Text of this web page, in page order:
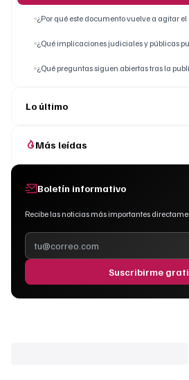
¿Por qué este documento vuelve a agitar el
¿Qué implicaciones judiciales y públicas
¿Qué preguntas siguen abiertas tras la
Lo último
Más leídas
Boletín informativo
Recibe las noticias más importantes
Suscribirme